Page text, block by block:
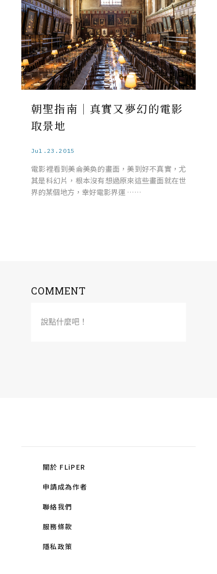
朝聖指南｜真實又夢幻的電影
取景地
Jul.23.2015
電影裡看到美侖美奐的畫面，美到好不真實，尤
其是科幻片，根本沒有想過原來這些畫面就在世
界的某個地方，幸好電影界運 ……
COMMENT
說點什麼吧！
關於 FLiPER
申請成為作者
聯絡我們
服務條款
隱私政策